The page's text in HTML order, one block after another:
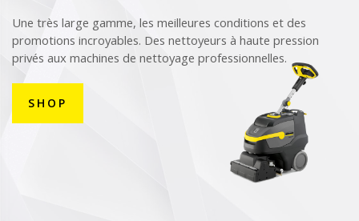
Une très large gamme, les meilleures conditions et des
promotions incroyables. Des nettoyeurs à haute pression
privés aux machines de nettoyage professionnelles.
SHOP